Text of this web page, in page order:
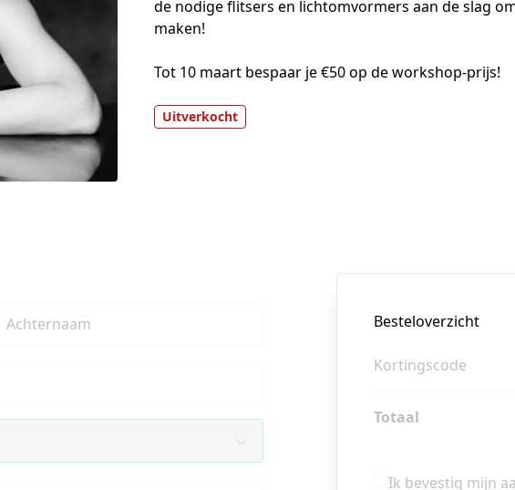
de nodige flitsers en lichtomvormers aan de slag
maken!
Tot 10 maart bespaar je €50 op de workshop-prijs!
Uitverkocht
Achternaam Besteloverzicht
Kortingscode
Totaal
Ik bevestig mijn